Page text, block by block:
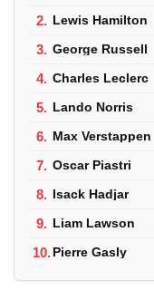
2. Lewis Hamilton
3. George Russell
4. Charles Leclerc
5. Lando Norris
6. Max Verstappen
7. Oscar Piastri
8. Isack Hadjar
9. Liam Lawson
10.Pierre Gasly